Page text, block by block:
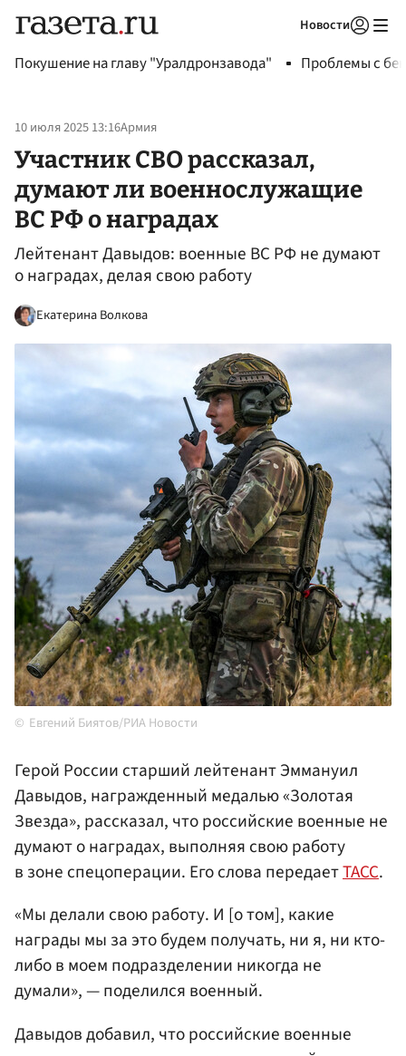
Новости
Покушение на главу "Уралдронзавода" Проблемы с
10 июля 2025 13:16Армия
Участник СВО рассказал,
думают ли военнослужащие
ВС РФ о наградах
Лейтенант Давыдов: военные ВС РФ не думают
о наградах, делая свою работу
Екатерина Волкова
Евгений Биятов/РИА Новости
Герой России старший лейтенант Эммануил
Давыдов, награжденный медалью «Золотая
Звезда», рассказал, что российские военные не
думают о наградах, выполняя свою работу
в зоне спецоперации. Его слова передаетТАСС.
«Мы делали свою работу. И [о том], какие
награды мы за это будем получать, ни я, ни кто-
либо в моем подразделении никогда не
думали», — поделился военный.
Давыдов добавил, что российские военные